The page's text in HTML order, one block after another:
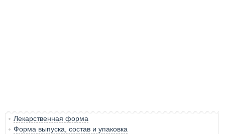
Лекарственная форма
Форма выпуска, состав и упаковка